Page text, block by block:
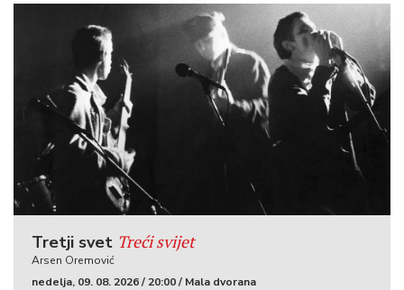
Tretji svet Treći svijet
Arsen Oremović
nedelja, 09. 08. 2026 / 20:00 / Mala dvorana